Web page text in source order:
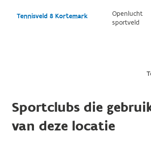
Tennisveld 8 Kortemark
Openlucht
sportveld
Sportclubs die
van deze locatie